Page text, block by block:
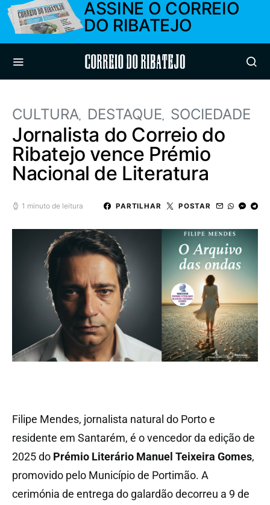
ASSINE O CORREIO
DO RIBATEJO
Correio do Ribatejo
CULTURA DESTAQUE SOCIEDADE
Jornalista do Correio do
Ribatejo vence Prémio
Nacional de Literatura
1 minuto de leitura PARTILHAR POSTAR
Filipe Mendes, jornalista natural do Porto e
residente em Santarém, é o vencedor da edição de
2025 do Prémio Literário Manuel Teixeira Gomes,
promovido pelo Município de Portimão. A
cerimónia de entrega do galardão decorreu a 9 de